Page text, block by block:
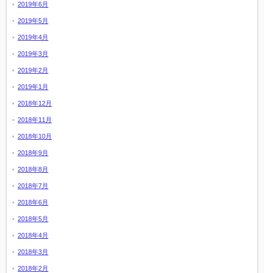
2019年6月
2019年5月
2019年4月
2019年3月
2019年2月
2019年1月
2018年12月
2018年11月
2018年10月
2018年9月
2018年8月
2018年7月
2018年6月
2018年5月
2018年4月
2018年3月
2018年2月